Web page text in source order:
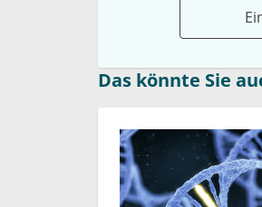
Das könnte Sie